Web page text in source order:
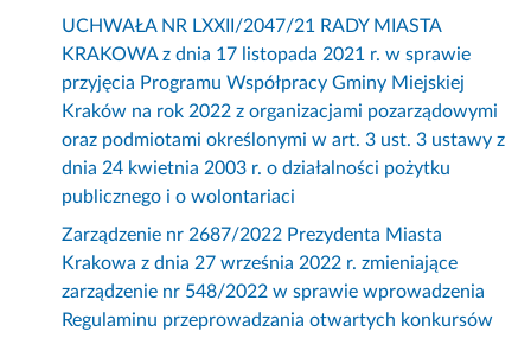
UCHWAŁA NR LXXII/2047/21 RADY MIASTA
KRAKOWA z dnia 17 listopada 2021 r. w sprawie
przyjęcia Programu Współpracy Gminy Miejskiej
Kraków na rok 2022 z organizacjami pozarządowymi
oraz podmiotami określonymi w art. 3 ust. 3 ustawy z
dnia 24 kwietnia 2003 r. o działalności pożytku
publicznego i o wolontariaci
Zarządzenie nr 2687/2022 Prezydenta Miasta
Krakowa z dnia 27 września 2022 r. zmieniające
zarządzenie nr 548/2022 w sprawie wprowadzenia
Regulaminu przeprowadzania otwartych konkursów